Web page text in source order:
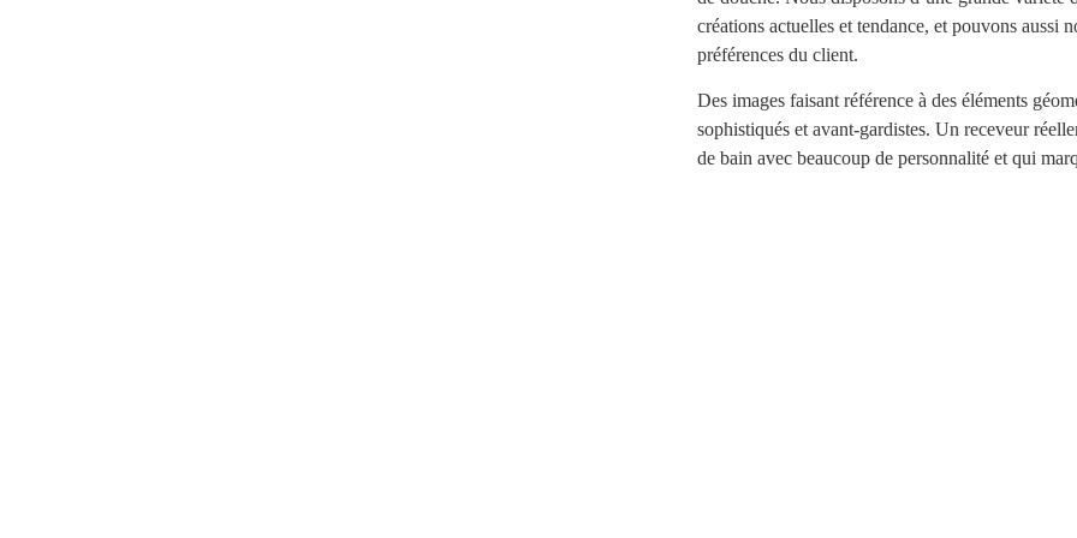
créations actuelles et tendance, et pouvons aussi
préférences du client.
Des images faisant référence à des éléments
sophistiqués et avant-gardistes. Un receveur
de bain avec beaucoup de personnalité et qui